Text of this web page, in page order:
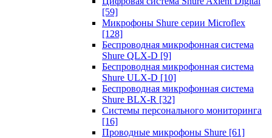
[59]
Микрофоны Shure серии Microflex
[128]
Беспроводная микрофонная система
Shure QLX-D [9]
Беспроводная микрофонная система
Shure ULX-D [10]
Беспроводная микрофонная система
Shure BLX-R [32]
Системы персонального мониторинга
[16]
Проводные микрофоны Shure [61]